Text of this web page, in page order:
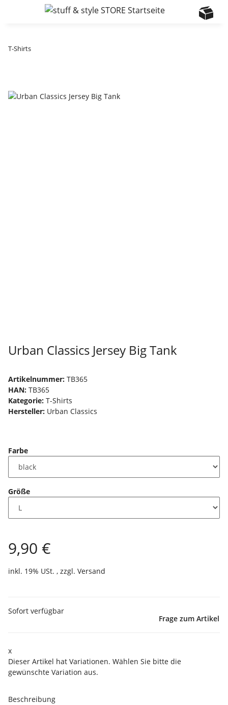
T-Shirts
Urban Classics Jersey Big Tank
Artikelnummer: TB365
HAN: TB365
Kategorie: T-Shirts
Hersteller: Urban Classics
Farbe
Größe
9,90 €
inkl. 19% USt. , zzgl. Versand
Sofort verfügbar
Frage zum Artikel
x
Dieser Artikel hat Variationen. Wählen Sie bitte die
gewünschte Variation aus.
Beschreibung